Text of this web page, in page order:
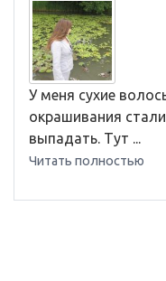
У меня сухие
окрашивания
выпадать. Тут ...
Читать полностью